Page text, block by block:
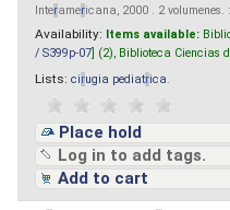
Interamericana, 2000 . 2 volumenes.
Availability: Items available:
/ S399p-07 ] (2), Biblioteca Ciencias
Lists: cirugia pediatrica
Place hold
Log in to add tags.
Add to cart